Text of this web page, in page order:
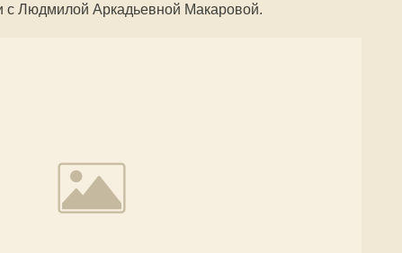
Людмилой Аркадьевной Макаровой.